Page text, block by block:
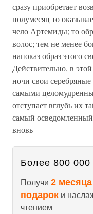
сразу приобретает
полумесяц то
чело Артемиды; то
волос; тем не менее
напоказ образ этого
Действительно, в
ночи свои
самыми
отступает вглубь их
самый осведомленный
вновь
Более 800 000
Получи 2
подарок и
чтением